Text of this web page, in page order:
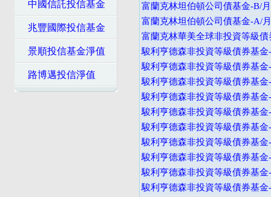
中國信託投信基金
兆豐國際投信基金
景順投信基金淨值
路博邁投信淨值
富蘭克林坦伯頓公司債基金-B/
富蘭克林坦伯頓公司債基金-A/
富蘭克林華美全球非投資等級
駿利亨德森非投資等級債券基
駿利亨德森非投資等級債券基
駿利亨德森非投資等級債券基
駿利亨德森非投資等級債券基
駿利亨德森非投資等級債券基金
駿利亨德森非投資等級債券基
駿利亨德森非投資等級債券基
駿利亨德森非投資等級債券基
駿利亨德森非投資等級債券基
駿利亨德森非投資等級債券基